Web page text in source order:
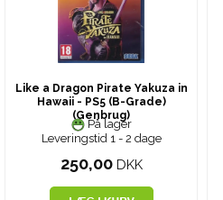
Like a Dragon Pirate Yakuza in
Hawaii - PS5 (B-Grade)
(Genbrug)
På lager
Leveringstid 1 - 2 dage
250,00 DKK